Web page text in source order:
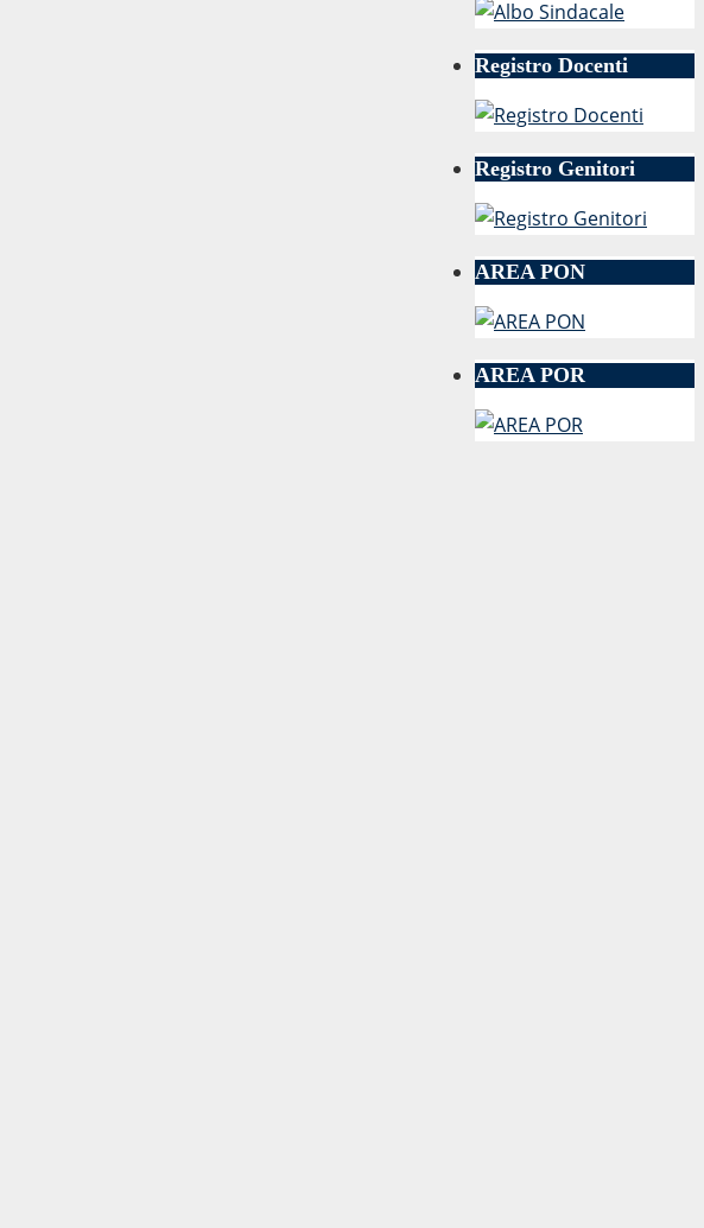
Registro Docenti
Registro Genitori
AREA PON
AREA POR